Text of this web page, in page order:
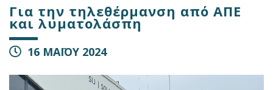
Για την τηλεθέρμανση από ΑΠΕ
και λυματολάσπη
16 ΜΑΪΟΥ 2024